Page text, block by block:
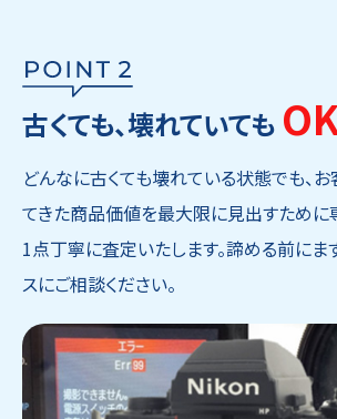
古くても、壊れていても
どんなに古くても壊れている状態でも、
てきた商品価値を最大限に見出すために
1点丁寧に査定いたします。諦める前にま
スにご相談ください。